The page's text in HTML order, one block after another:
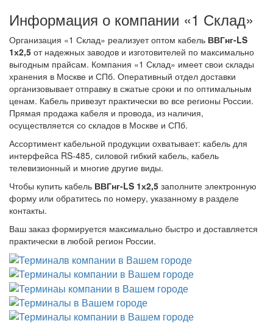
Информация о компании «1 Склад»
Организация «1 Склад» реализует оптом кабель ВВГнг-LS
1х2,5 от надежных заводов и изготовителей по максимально
выгодным прайсам. Компания «1 Склад» имеет свои склады
хранения в Москве и СПб. Оперативный отдел доставки
организовывает отправку в сжатые сроки и по оптимальным
ценам. Кабель привезут практически во все регионы России.
Прямая продажа кабеля и провода, из наличия,
осуществляется со складов в Москве и СПб.
Ассортимент кабельной продукции охватывает: кабель для
интерфейса RS-485, силовой гибкий кабель, кабель
телевизионный и многие другие виды.
Чтобы купить кабель ВВГнг-LS 1х2,5 заполните электронную
форму или обратитесь по номеру, указанному в разделе
контакты.
Ваш заказ формируется максимально быстро и доставляется
практически в любой регион России.